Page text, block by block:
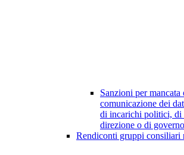
Sanzioni per mancata
comunicazione dei
di incarichi politici, di
direzione o di governo
Rendiconti gruppi consiliari